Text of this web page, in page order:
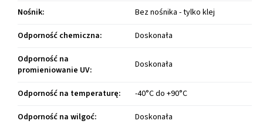
Nośnik:
Bez nośnika - tylko klej
Odporność chemiczna:
Doskonała
Odporność na
promieniowanie UV: Doskonała
Odporność na temperaturę:
-40°C do +90°C
Odporność na wilgoć: Doskonała